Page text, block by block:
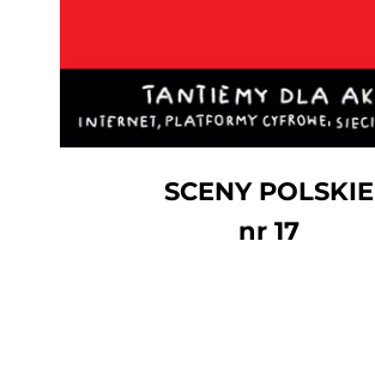
SCENY POLSKIE
nr 17